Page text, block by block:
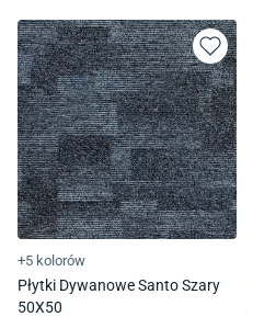
+5 kolorów
Płytki Dywanowe Santo Szary
50X50